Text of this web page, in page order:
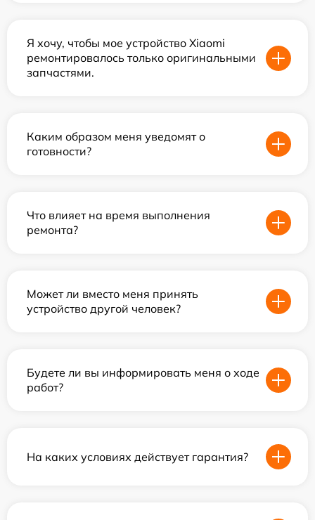
Я хочу, чтобы мое устройство Xiaomi
ремонтировалось только оригинальными
запчастями.
Каким образом меня уведомят о
готовности?
Что влияет на время выполнения
ремонта?
Может ли вместо меня принять
устройство другой человек?
Будете ли вы информировать меня о ходе
работ?
На каких условиях действует гарантия?